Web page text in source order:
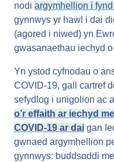
nodi argymhellion i fynd
gynnwys yr hawl i dai
(agored i niwed) yn
gwasanaethau iechyd
Yn ystod cyfnodau o
COVID-19, gall cartref
sefydlog i unigolion ac
o’r effaith ar iechyd
COVID-19 ar dai gan
gwnaed argymhellion
gynnwys: buddsoddi